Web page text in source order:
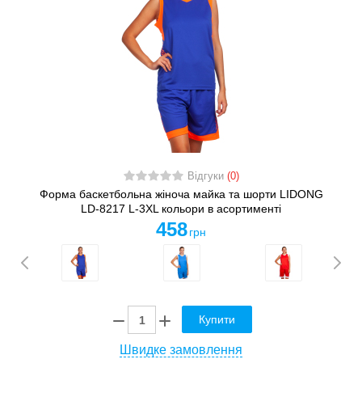
Відгуки (0)
Форма баскетбольна жіноча майка та шорти LIDONG
LD-8217 L-3XL кольори в асортименті
458 грн
Купити
Швидке замовлення